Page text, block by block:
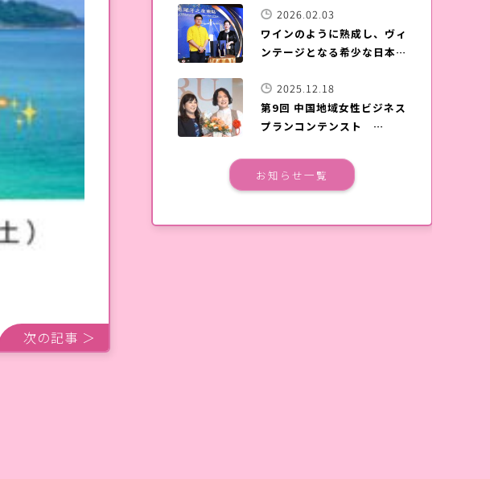
次の記事 ＞
2026.02.03
ワインのように熟成し、ヴィ
ンテージとなる希少な日本酒
2025.12.18
第9回 中国地域女性ビジネス
プランコンテンスト
広島国際会議場で開催されま
した。
お知らせ一覧